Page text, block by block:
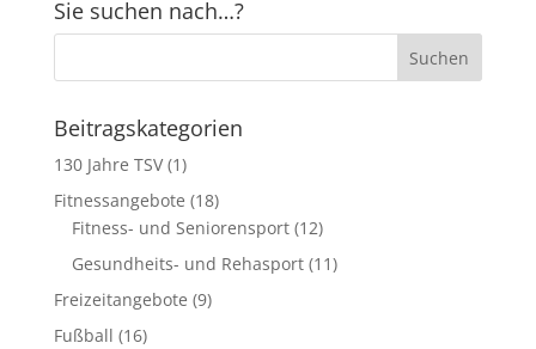
Sie suchen nach…?
Beitragskategorien
130 Jahre TSV(1)
Fitnessangebote (18)
Fitness- und Seniorensport(12)
Gesundheits- und Rehasport(11)
Freizeitangebote (9)
Fußball (16)